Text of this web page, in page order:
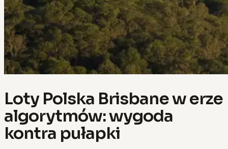
Loty Polska Brisbane w erze
algorytmów: wygoda
kontra pułapki